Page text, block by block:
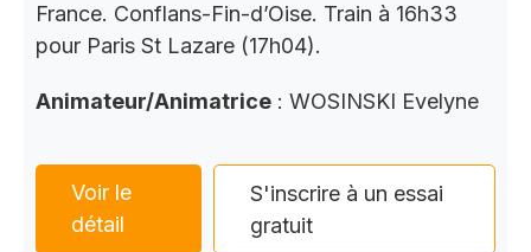
France. Conflans-Fin-d’Oise. Train à 16h33
pour Paris St Lazare (17h04).
Animateur/Animatrice : WOSINSKI Evelyne
Voir le
détail
S'inscrire à un essai
gratuit